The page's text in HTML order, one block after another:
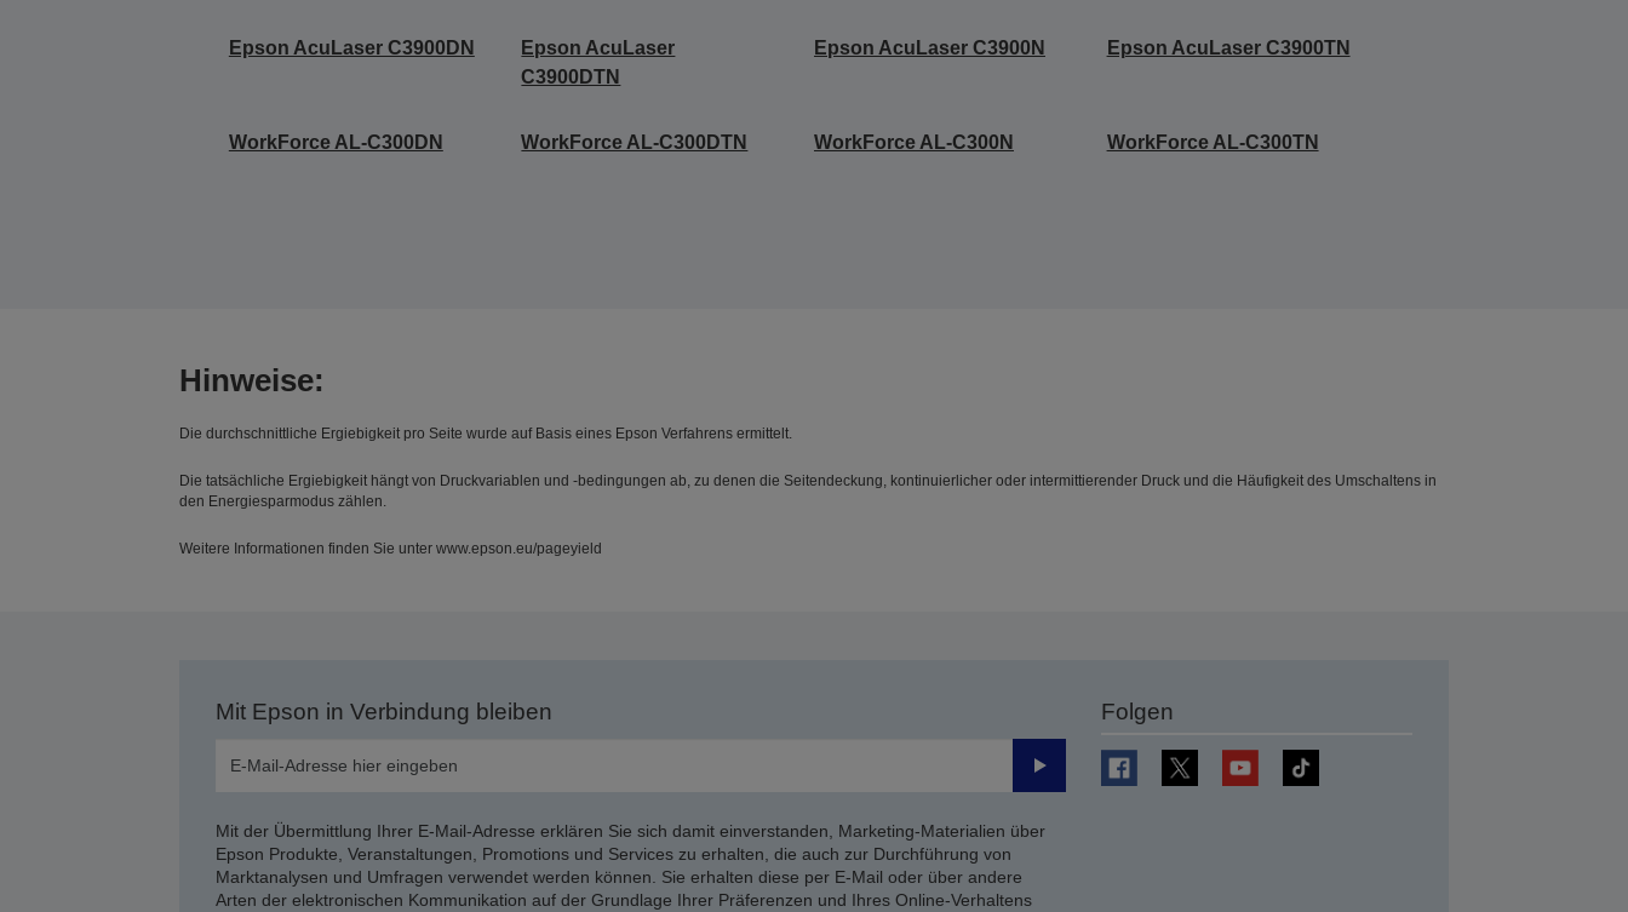
Epson AcuLaser C3900DN
Epson AcuLaser
C3900DTN
Epson AcuLaser C3900N Epson AcuLaser C3900TN
WorkForce AL-C300DN WorkForce AL-C300DTN WorkForce AL-C300N WorkForce AL-C300TN
Hinweise:
Die durchschnittliche Ergiebigkeit pro Seite wurde auf Basis eines Epson Verfahrens ermittelt.
Die tatsächliche Ergiebigkeit hängt von Druckvariablen und -bedingungen ab, zu denen die Seitendeckung, kontinuierlicher oder intermittierender Druck und die Häufigkeit des Umschaltens in
den Energiesparmodus zählen.
Weitere Informationen finden Sie unter www.epson.eu/pageyield
Mit Epson in Verbindung bleiben
Senden
Mit der Übermittlung Ihrer E-Mail-Adresse erklären Sie sich damit einverstanden, Marketing-Materialien über
Epson Produkte, Veranstaltungen, Promotions und Services zu erhalten, die auch zur Durchführung von
Marktanalysen und Umfragen verwendet werden können. Sie erhalten diese per E-Mail oder über andere
Arten der elektronischen Kommunikation auf der Grundlage Ihrer Präferenzen und Ihres Online-Verhaltens
Folgen